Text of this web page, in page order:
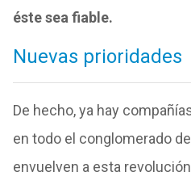
éste sea fiable.
Nuevas prioridades
De hecho, ya hay
en todo el conglomerado
envuelven a esta